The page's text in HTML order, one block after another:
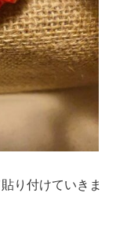
り付けていきま